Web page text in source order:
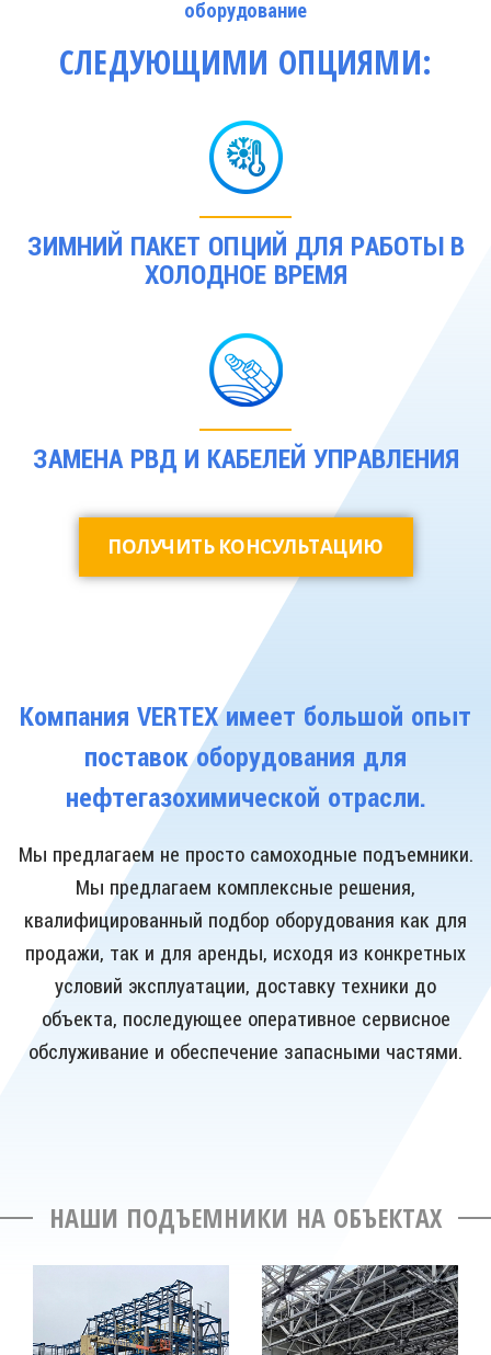
оборудование
СЛЕДУЮЩИМИ ОПЦИЯМИ:
ЗИМНИЙ ПАКЕТ ОПЦИЙ ДЛЯ РАБОТЫ В
ХОЛОДНОЕ ВРЕМЯ
ЗАМЕНА РВД И КАБЕЛЕЙ УПРАВЛЕНИЯ
ПОЛУЧИТЬ КОНСУЛЬТАЦИЮ
Компания VERTEX имеет большой опыт
поставок оборудования для
нефтегазохимической отрасли.
Мы предлагаем не просто самоходные подъемники.
Мы предлагаем комплексные решения,
квалифицированный подбор оборудования как для
продажи, так и для аренды, исходя из конкретных
условий эксплуатации, доставку техники до
объекта, последующее оперативное сервисное
обслуживание и обеспечение запасными частями.
НАШИ ПОДЪЕМНИКИ НА ОБЪЕКТАХ